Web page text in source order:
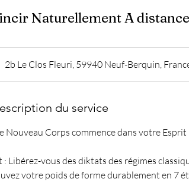
Naturellement A distance
2b Le Clos Fleuri, 59940 Neuf-Berquin,
du service
Nouveau Corps commence dans votre Esprit
Libérez-vous des diktats des régimes
votre poids de forme durablement en 7